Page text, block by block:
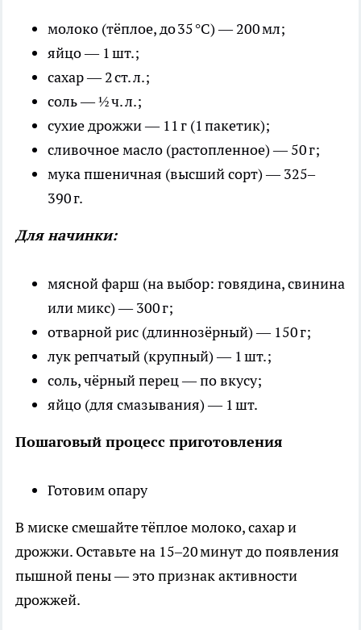
молоко (тёплое, до 35 °C) — 200 мл;
яйцо — 1 шт.;
сахар — 2 ст. л.;
соль — ½ ч. л.;
сухие дрожжи — 11 г (1 пакетик);
сливочное масло (растопленное) — 50 г;
мука пшеничная (высший сорт) — 325–
390 г.
Для начинки:
мясной фарш (на выбор: говядина, свинина
или микс) — 300 г;
отварной рис (длиннозёрный) — 150 г;
лук репчатый (крупный) — 1 шт.;
соль, чёрный перец — по вкусу;
яйцо (для смазывания) — 1 шт.
Пошаговый процесс приготовления
Готовим опару
В миске смешайте тёплое молоко, сахар и
дрожжи. Оставьте на 15–20 минут до появления
пышной пены — это признак активности
дрожжей.